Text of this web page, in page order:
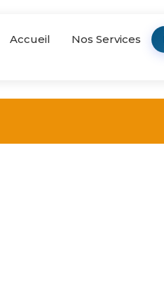
Accueil Nos Services